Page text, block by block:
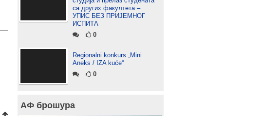
са других факултета –
УПИС БЕЗ ПРИЈЕМНОГ
ИСПИТА
0
Regionalni konkurs „Mini
Aneks / IZA kuće“
0
АФ брошура